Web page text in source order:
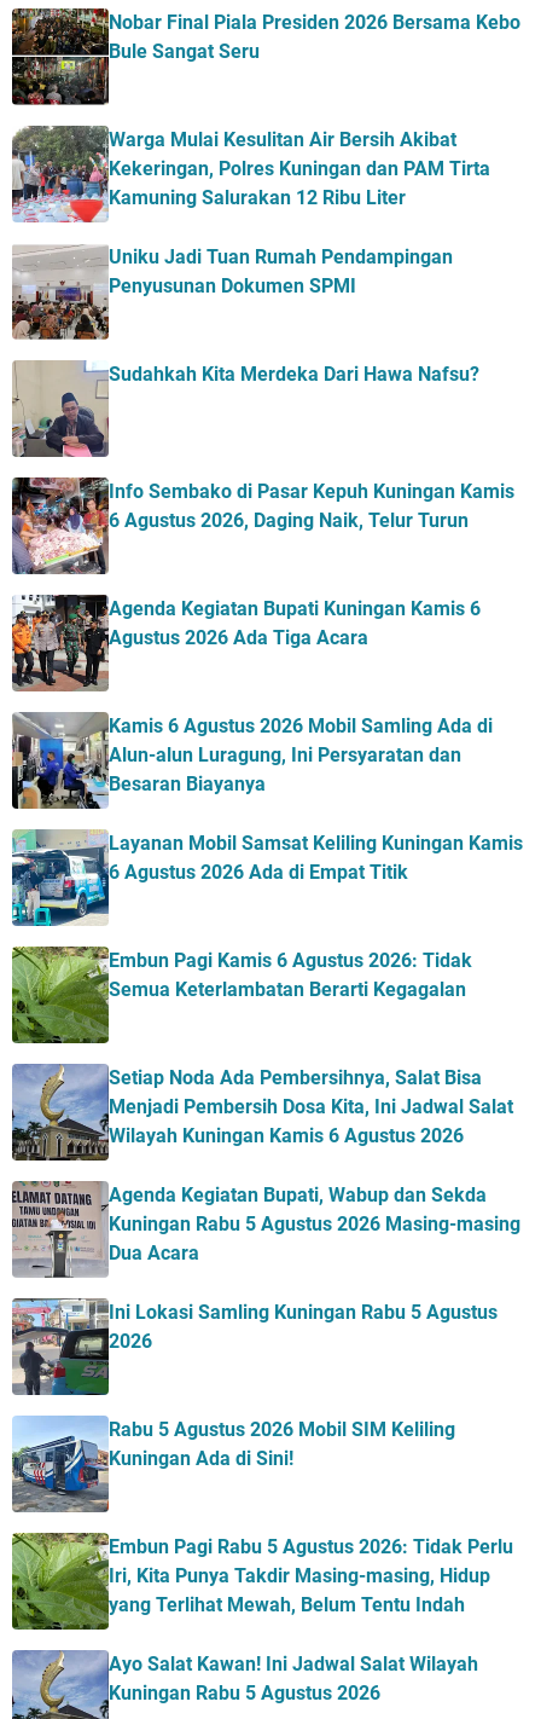
Nobar Final Piala Presiden 2026 Bersama Kebo
Bule Sangat Seru
Warga Mulai Kesulitan Air Bersih Akibat
Kekeringan, Polres Kuningan dan PAM Tirta
Kamuning Salurakan 12 Ribu Liter
Uniku Jadi Tuan Rumah Pendampingan
Penyusunan Dokumen SPMI
Sudahkah Kita Merdeka Dari Hawa Nafsu?
Info Sembako di Pasar Kepuh Kuningan Kamis
6 Agustus 2026, Daging Naik, Telur Turun
Agenda Kegiatan Bupati Kuningan Kamis 6
Agustus 2026 Ada Tiga Acara
Kamis 6 Agustus 2026 Mobil Samling Ada di
Alun-alun Luragung, Ini Persyaratan dan
Besaran Biayanya
Layanan Mobil Samsat Keliling Kuningan Kamis
6 Agustus 2026 Ada di Empat Titik
Embun Pagi Kamis 6 Agustus 2026: Tidak
Semua Keterlambatan Berarti Kegagalan
Setiap Noda Ada Pembersihnya, Salat Bisa
Menjadi Pembersih Dosa Kita, Ini Jadwal Salat
Wilayah Kuningan Kamis 6 Agustus 2026
Agenda Kegiatan Bupati, Wabup dan Sekda
Kuningan Rabu 5 Agustus 2026 Masing-masing
Dua Acara
Ini Lokasi Samling Kuningan Rabu 5 Agustus
2026
Rabu 5 Agustus 2026 Mobil SIM Keliling
Kuningan Ada di Sini!
Embun Pagi Rabu 5 Agustus 2026: Tidak Perlu
Iri, Kita Punya Takdir Masing-masing, Hidup
yang Terlihat Mewah, Belum Tentu Indah
Ayo Salat Kawan! Ini Jadwal Salat Wilayah
Kuningan Rabu 5 Agustus 2026